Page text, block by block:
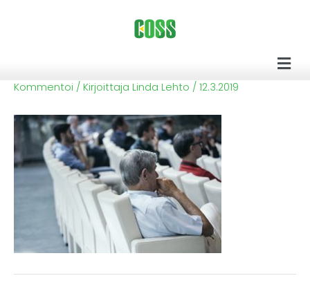
Kommentoi / Kirjoittaja Linda Lehto / 12.3.2019